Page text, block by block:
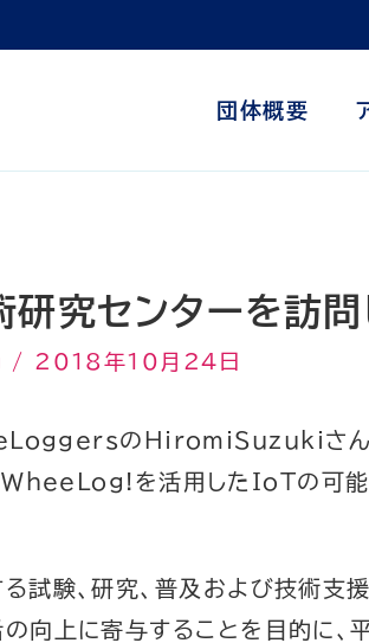
団体概要
究センターを訪問
/ 2018年10月24日
のHiromiSuzukiさん
、WheeLog!を活用したIoTの可
試験、研究、普及および技術支
向上に寄与することを目的に、